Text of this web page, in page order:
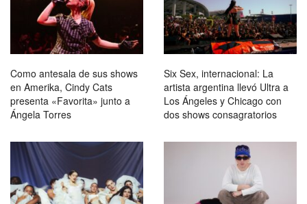
Como antesala de sus shows
en Amerika, Cindy Cats
presenta «Favorita» junto a
Ángela Torres
Six Sex, internacional: La
artista argentina llevó Ultra a
Los Ángeles y Chicago con
dos shows consagratorios